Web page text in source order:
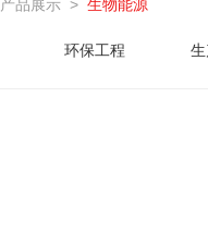
产品展示 > 生物能源
环保工程